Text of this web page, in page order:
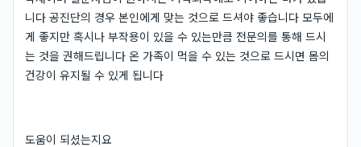
니다 공진단의 경우 본인에게 맞는 것으로 드셔야 좋습니다 모두에
게 좋지만 혹시나 부작용이 있을 수 있는만큼 전문의를 통해 드시
는 것을 권해드립니다 온 가족이 먹을 수 있는 것으로 드시면 몸의
건강이 유지될 수 있게 됩니다
도움이 되셨는지요